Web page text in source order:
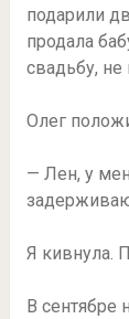
подарили
продала
свадьбу, не
Олег
— Лен, у
Я кивнула.
В сентябре